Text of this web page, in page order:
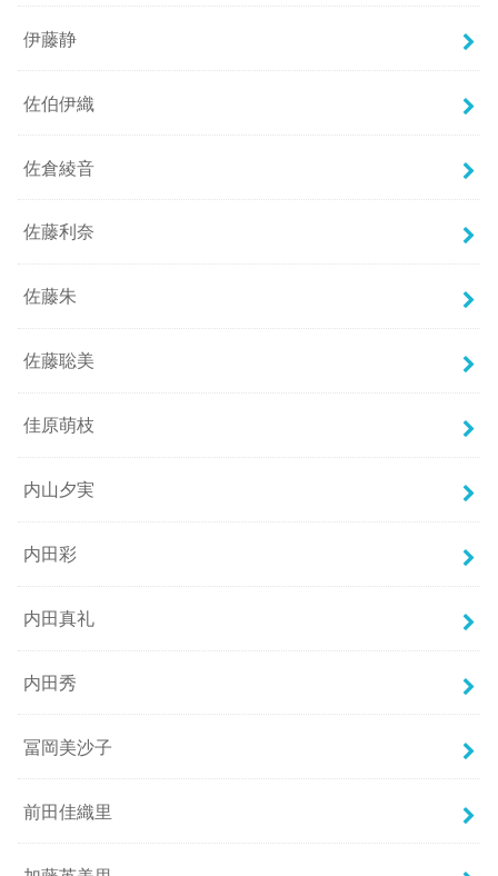
伊藤静
佐伯伊織
佐倉綾音
佐藤利奈
佐藤朱
佐藤聡美
佳原萌枝
内山夕実
内田彩
内田真礼
内田秀
冨岡美沙子
前田佳織里